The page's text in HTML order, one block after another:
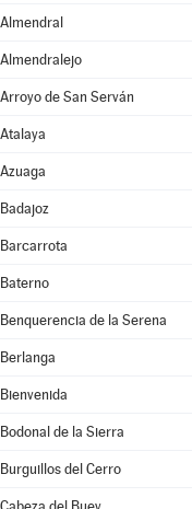
Almendral
Almendralejo
Arroyo de San Serván
Atalaya
Azuaga
Badajoz
Barcarrota
Baterno
Benquerencia de la Serena
Berlanga
Bienvenida
Bodonal de la Sierra
Burguillos del Cerro